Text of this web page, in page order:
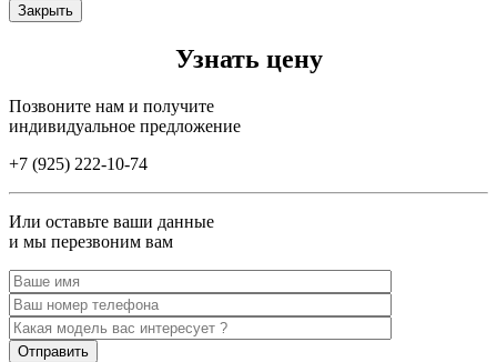
Закрыть
Узнать цену
Позвоните нам и получите
индивидуальное предложение
+7 (925) 222-10-74
Или оставьте ваши данные
и мы перезвоним вам